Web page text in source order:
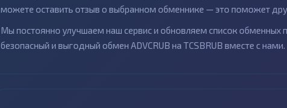
можете оставить отзыв о выбранном обменнике — это поможет
Мы постоянно улучшаем наш сервис и обновляем список обменных
безопасный и выгодный обмен ADVCRUB на TCSBRUB вместе с нами.